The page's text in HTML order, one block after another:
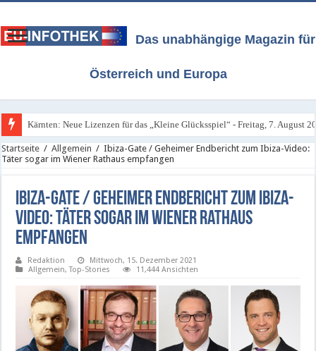
Das unabhängige Magazin für
Österreich und Europa
Kärnten: Neue Lizenzen für das „Kleine Glücksspiel“ - Freitag, 7. August
Alle Infos über Österreichs neues Glücksspiel-Gesetz / Stand 4. August
Startseite / Allgemein / Ibiza-Gate / Geheimer Endbericht zum Ibiza-Video:
Täter sogar im Wiener Rathaus empfangen
Ibiza-Gate / Geheimer Endbericht zum Ibiza-
Video: Täter sogar im Wiener Rathaus
empfangen
Redaktion
Mittwoch, 15. Dezember 2021
Allgemein,Top-Stories 11,444 Ansichten